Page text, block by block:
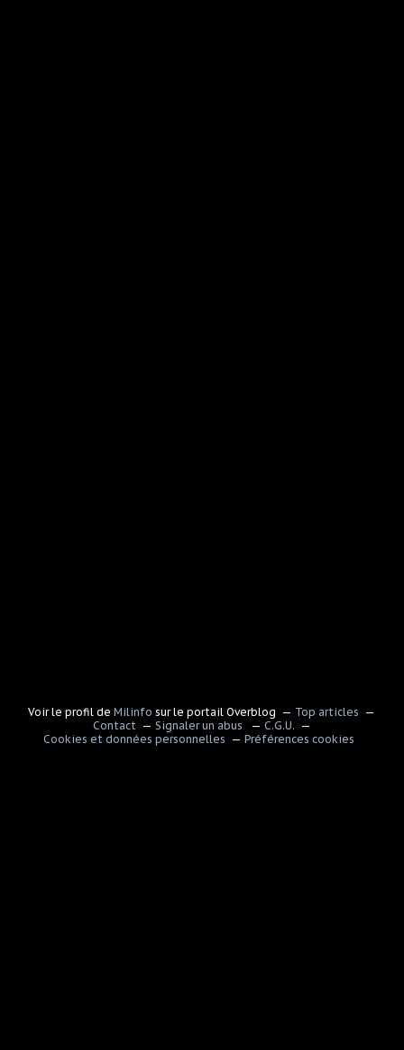
Voir le profil deMilinfo sur le portail Overblog
Top articles
Contact
Signaler un abus
C.G.U.
Cookies et données personnelles
Préférences cookies